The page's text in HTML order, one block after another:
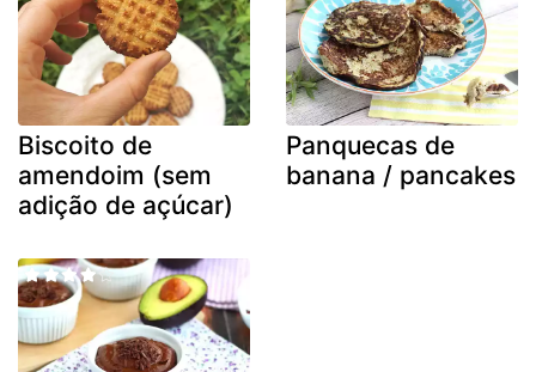
Biscoito de
amendoim (sem
adição de açúcar)
Panquecas de
banana / pancakes